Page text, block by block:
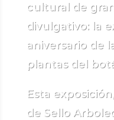
cultural de
divulgativo: la
aniversario de
plantas del
Esta
de Sello